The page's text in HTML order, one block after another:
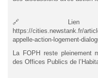
🔗 Lien
https://cities.newstank.fr/
appelle-action-logement-
La FOPH reste pleinement
des Offices Publics de